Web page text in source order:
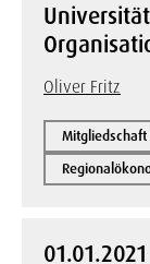
Oliver Fritz
01.01.2021